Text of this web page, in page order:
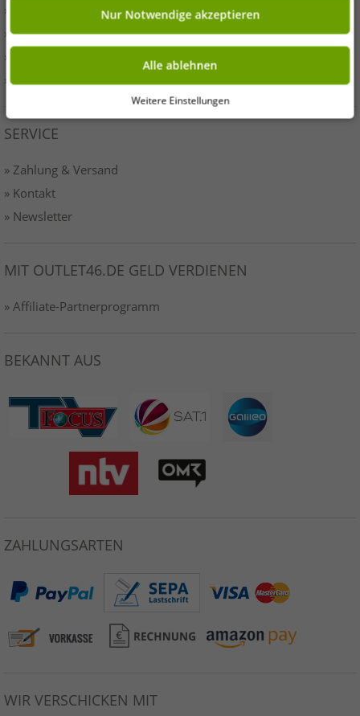
» Presse
» AGB
» Datenschutz
» Impressum-o46
SERVICE
» Zahlung & Versand
» Kontakt
» Newsletter
MIT OUTLET46.DE GELD VERDIENEN
» Affiliate-Partnerprogramm
BEKANNT AUS
ZAHLUNGSARTEN
WIR VERSCHICKEN MIT
Nur Notwendige akzeptieren
Alle ablehnen
Weitere Einstellungen